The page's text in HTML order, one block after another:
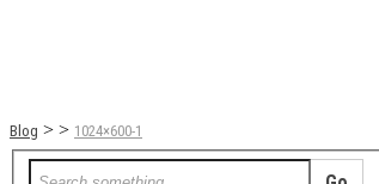
Blog > > 1024×600-1